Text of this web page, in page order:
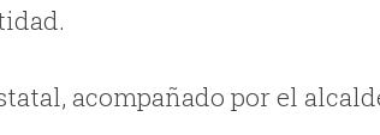
acompañado por el